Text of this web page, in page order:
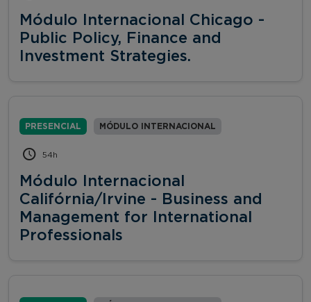
Módulo Internacional Chicago -
Public Policy, Finance and
Investment Strategies.
PRESENCIAL MÓDULO INTERNACIONAL
54h
Módulo Internacional
Califórnia/Irvine - Business and
Management for International
Professionals